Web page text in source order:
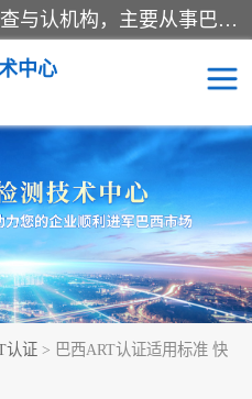
*是一家的测试、评估、检查与认机构，主要从事巴西NR10认证、NR12认证、NR13认证；ANATEL认证、INMTRO认证，欧盟CE认证：MD认证，PED认证，MID认证，ATEX认证，德国蓝色天使认证。
中心
认证 > 巴西ART认证适用标准 快
NR10认证
NR13认证
巴西NR认证
RETIE认证